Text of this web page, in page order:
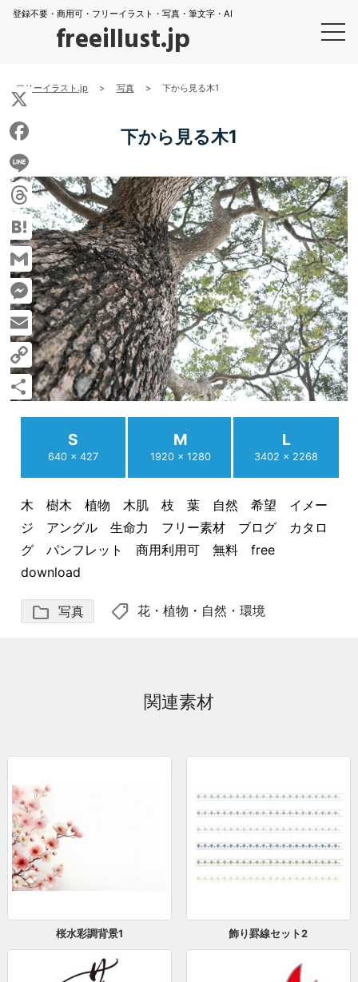
登録不要・商用可・フリーイラスト・写真・筆文字・AI
freeillust.jp
フリーイラスト.jp > 写真 > 下から見る木1
下から見る木1
S
640 × 427
M
1920 × 1280
L
3402 × 2268
木 樹木 植物 木肌 枝 葉 自然 希望 イメー
ジ アングル 生命力 フリー素材 ブログ カタロ
グ パンフレット 商用利用可 無料 free
download
folder 写真 shoppingmode 花・植物 ・ 自然・環境
関連素材
桜水彩調背景1 飾り罫線セット2
X
Facebook
Line
Threads
Hatena
Gmail
Messenger
Email
Copy
Link